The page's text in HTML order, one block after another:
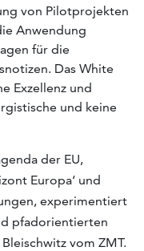
von Pilotprojekten
Anwendung
für die
Das White
Exzellenz und
und keine
der EU,
Europa‘ und
experimentiert
pfadorientierten
vom ZMT.